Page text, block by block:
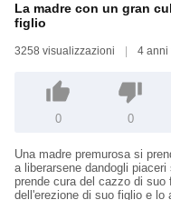
La madre con un gran
figlio
3258 visualizzazioni 4 anni
0 0
Una madre premurosa si
a liberarsene dandogli
prende cura del cazzo di suo
dell'erezione di suo figlio e